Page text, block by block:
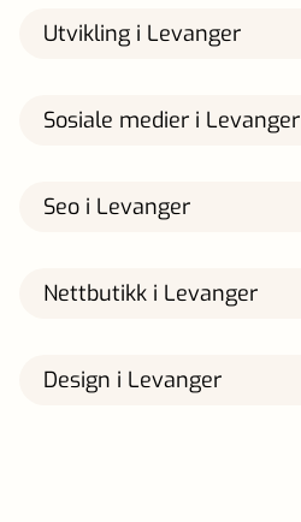
Utvikling i Levanger
Sosiale medier i Levanger
Seo i Levanger
Nettbutikk i Levanger
Design i Levanger